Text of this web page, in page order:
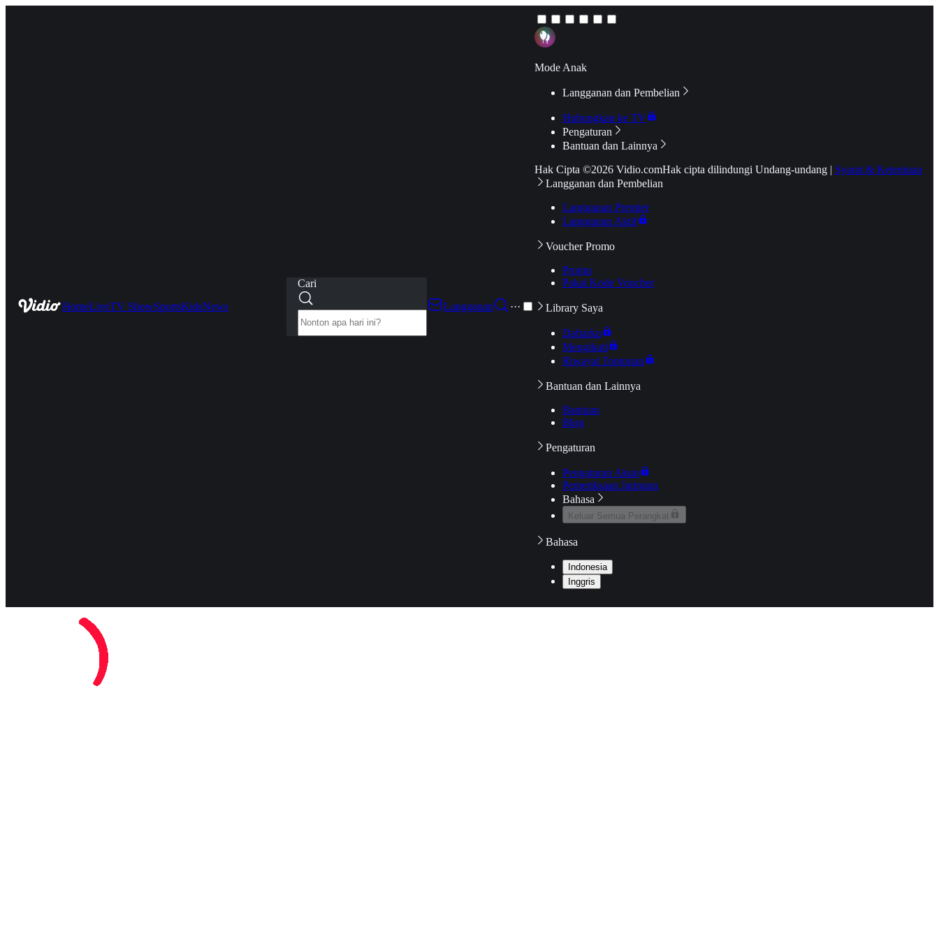
HomeLiveTV ShowSportsKidsNews
Cari
Langganan
···
Mode Anak
Langganan dan Pembelian
Hubungkan ke TV
Pengaturan
Bantuan dan Lainnya
Hak Cipta ©2026 Vidio.comHak cipta dilindungi Undang-undang | Syarat & Ketentuan
Langganan dan Pembelian
Langganan Premier
Langganan Aktif
Voucher Promo
Promo
Pakai Kode Voucher
Library Saya
Daftarku
Mengikuti
Riwayat Tontonan
Bantuan dan Lainnya
Bantuan
Blog
Pengaturan
Pengaturan Akun
Pemeriksaan Jaringan
Bahasa
Keluar Semua Perangkat
Bahasa
Indonesia
Inggris